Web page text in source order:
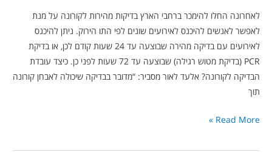
לאחרונה החלו להימכר ברחבי הארץ בדיקות מהירות לקורונה על מנת
לאפשר לאנשים להיכנס לאירועים שונים לפי התו הירוק. ניתן להיכנס
לאירועים עם בדיקה מהירה שבוצעה עד 24 שעות קודם לכן, או בדיקת
PCR (בדיקת מטוש רגילה) שבוצעה עד 72 שעות לפני כן. כיצד עובדת
הבדיקה לקורונה? אלעד לאור מסביר: “מדובר בבדיקה שיכולה לאבחן קורונה
תוך
Read More »